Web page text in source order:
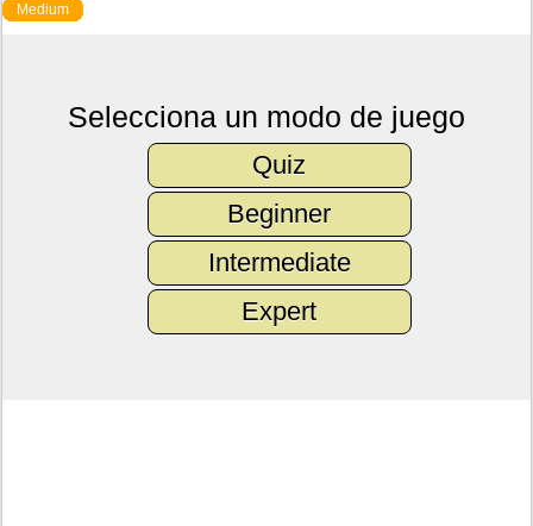
Medium
Selecciona un modo de juego
Quiz
Beginner
Intermediate
Expert